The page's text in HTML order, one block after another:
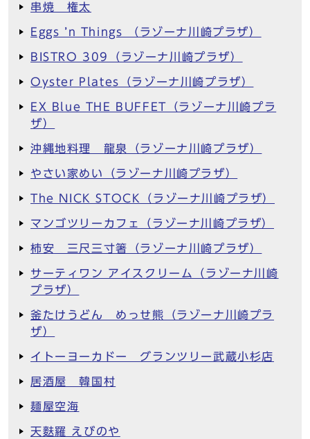
串焼 権太
Eggs ’n Things （ラゾーナ川崎プラザ）
BISTRO 309（ラゾーナ川崎プラザ）
Oyster Plates（ラゾーナ川崎プラザ）
EX Blue THE BUFFET（ラゾーナ川崎プラ
ザ）
沖縄地料理 龍泉（ラゾーナ川崎プラザ）
やさい家めい（ラゾーナ川崎プラザ）
The NICK STOCK（ラゾーナ川崎プラザ）
マンゴツリーカフェ（ラゾーナ川崎プラザ）
柿安 三尺三寸箸（ラゾーナ川崎プラザ）
サーティワン アイスクリーム（ラゾーナ川崎
プラザ）
釜たけうどん めっせ熊（ラゾーナ川崎プラ
ザ）
イトーヨーカドー グランツリー武蔵小杉店
居酒屋 韓国村
麺屋空海
天麩羅 えびのや